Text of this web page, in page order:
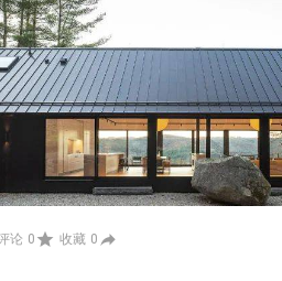
论 0 收藏 0